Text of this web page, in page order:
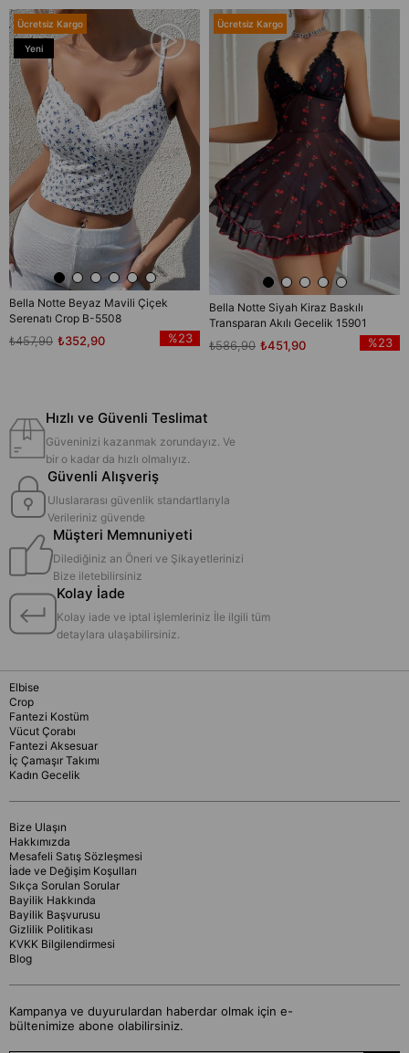
Bella Notte Beyaz Mavili Çiçek
Serenatı Crop B-5508
₺352,90
₺457,90 %23
Ücretsiz Kargo
Yeni
Bella Notte Siyah Kiraz Baskılı
Transparan Akılı Gecelik 15901
₺451,90
₺586,90 %23
Ücretsiz Kargo
Hızlı ve Güvenli Teslimat
Güveninizi kazanmak zorundayız. Ve
bir o kadar da hızlı olmalıyız.
Güvenli Alışveriş
Uluslararası güvenlik standartlarıyla
Verileriniz güvende
Müşteri Memnuniyeti
Dilediğiniz an Öneri ve Şikayetlerinizi
Bize iletebilirsiniz
Kolay İade
Kolay iade ve iptal işlemleriniz İle ilgili tüm
detaylara ulaşabilirsiniz.
Elbise
Crop
Fantezi Kostüm
Vücut Çorabı
Fantezi Aksesuar
İç Çamaşır Takımı
Kadın Gecelik
Bize Ulaşın
Hakkımızda
Mesafeli Satış Sözleşmesi
İade ve Değişim Koşulları
Sıkça Sorulan Sorular
Bayilik Hakkında
Bayilik Başvurusu
Gizlilik Politikası
KVKK Bilgilendirmesi
Blog
Kampanya ve duyurulardan haberdar olmak için e-
bültenimize abone olabilirsiniz.